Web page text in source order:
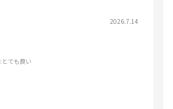
2026.7.14
:とても良い